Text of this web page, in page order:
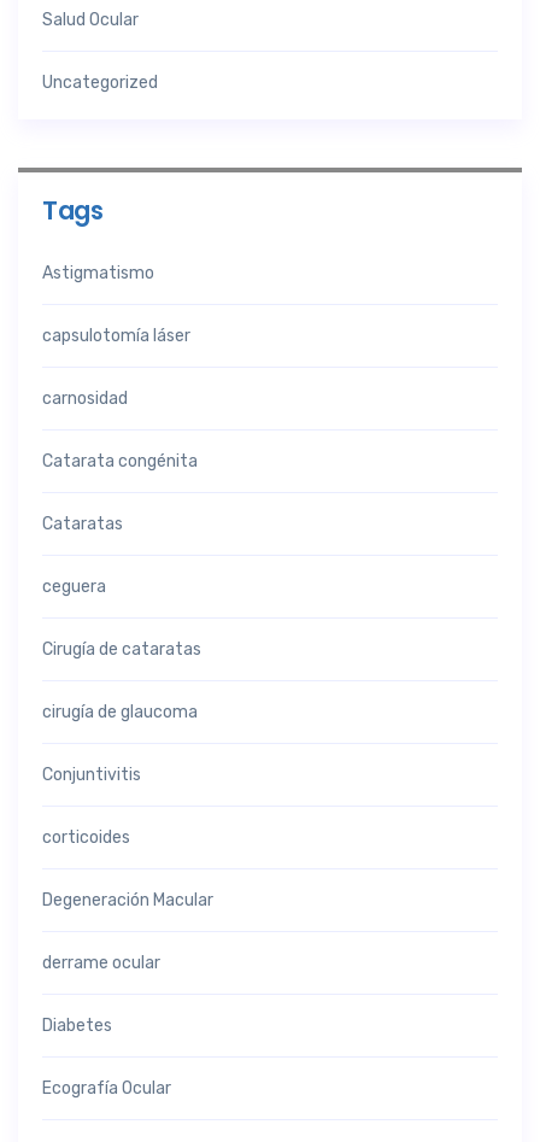
Salud Ocular
Uncategorized
Tags
Astigmatismo
capsulotomía láser
carnosidad
Catarata congénita
Cataratas
ceguera
Cirugía de cataratas
cirugía de glaucoma
Conjuntivitis
corticoides
Degeneración Macular
derrame ocular
Diabetes
Ecografía Ocular